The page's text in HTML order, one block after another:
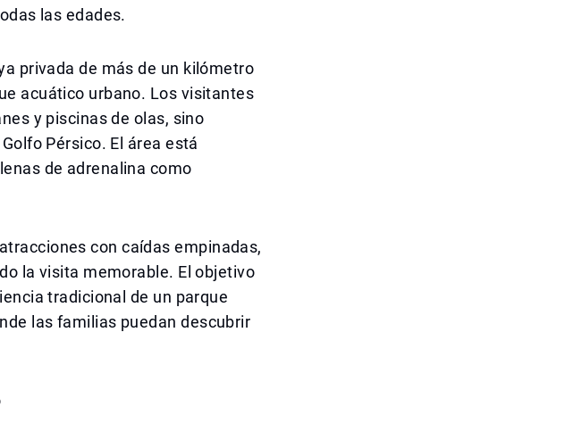
las edades.
privada de más de un kilómetro
acuático urbano. Los visitantes
y piscinas de olas, sino
Pérsico. El área está
de adrenalina como
con caídas empinadas,
la visita memorable. El objetivo
tradicional de un parque
las familias puedan descubrir